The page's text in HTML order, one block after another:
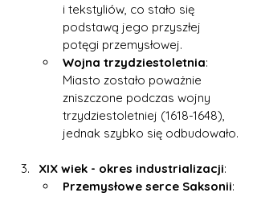
i tekstyliów, co stało się
podstawą jego przyszłej
potęgi przemysłowej.
Wojna trzydziestoletnia:
Miasto zostało poważnie
zniszczone podczas wojny
trzydziestoletniej (1618-1648),
jednak szybko się odbudowało.
XIX wiek - okres industrializacji:
Przemysłowe serce Saksonii: